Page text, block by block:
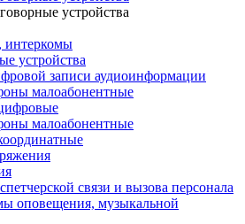
устройства
устройства
записи аудиоинформации
малоабонентные
малоабонентные
связи и вызова персонала
оповещения, музыкальной